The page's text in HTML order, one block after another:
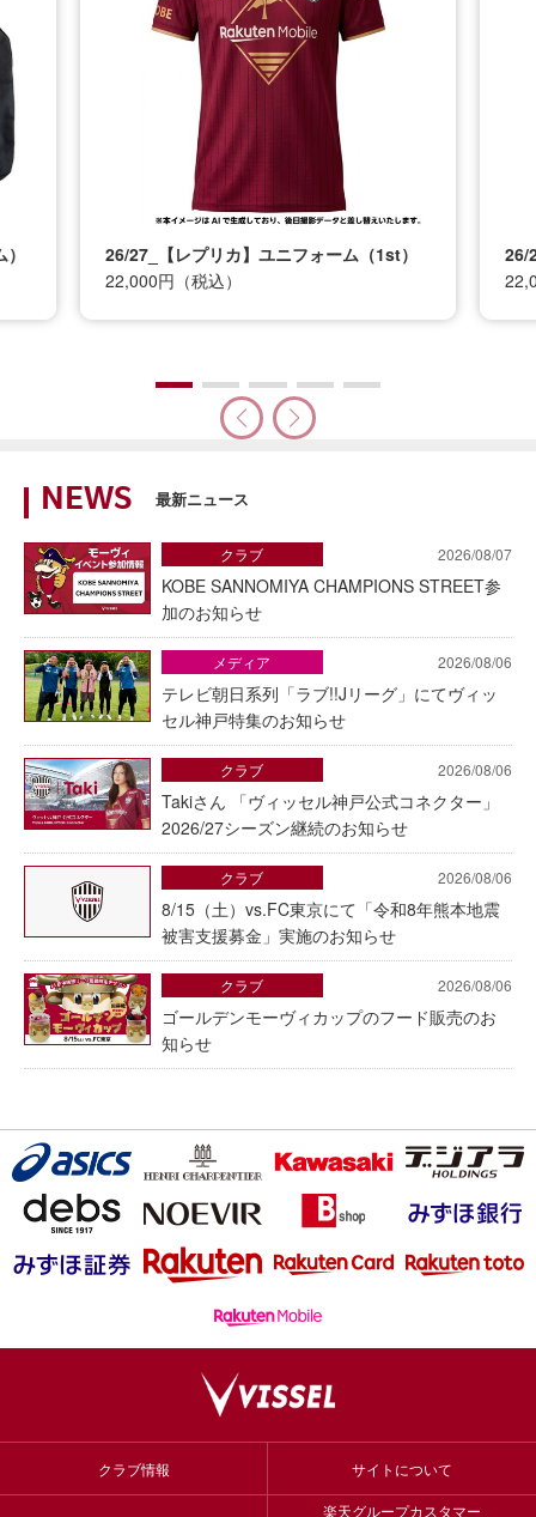
26/27_【レプリカ】ユニフォーム（1st）
22,000円（税込）
26/
NEWS 最新ニュース
2026/08/07
KOBE SANNOMIYA CHAMPIONS STREET参
加のお知らせ
クラブ
2026/08/06
テレビ朝日系列「ラブ!!Jリーグ」にてヴィッ
セル神戸特集のお知らせ
メディア
2026/08/06
Takiさん 「ヴィッセル神戸公式コネクター」
2026/27シーズン継続のお知らせ
クラブ
2026/08/06
8/15（土）vs.FC東京にて「令和8年熊本地震
被害支援募金」実施のお知らせ
クラブ
2026/08/06
ゴールデンモーヴィカップのフード販売のお
知らせ
クラブ
クラブ情報 サイトについて
楽天グループカスタマー